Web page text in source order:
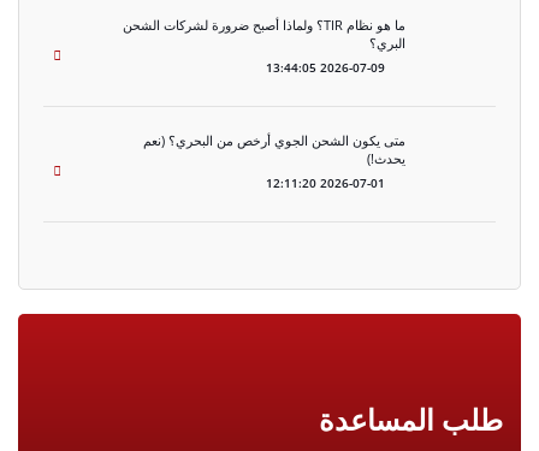
ما هو نظام TIR؟ ولماذا أصبح ضرورة لشركات الشحن
البري؟
2026-07-09 13:44:05
متى يكون الشحن الجوي أرخص من البحري؟ (نعم
يحدث!)
2026-07-01 12:11:20
طلب المساعدة